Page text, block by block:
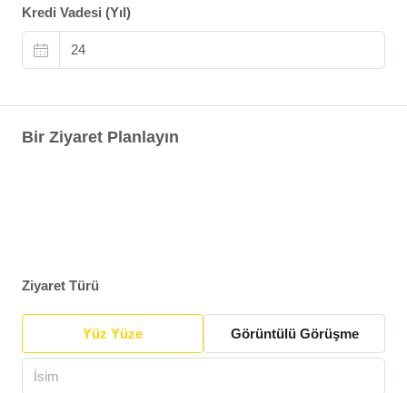
Kredi Vadesi (Yıl)
Bir Ziyaret Planlayın
Ziyaret Türü
Yüz Yüze Görüntülü Görüşme